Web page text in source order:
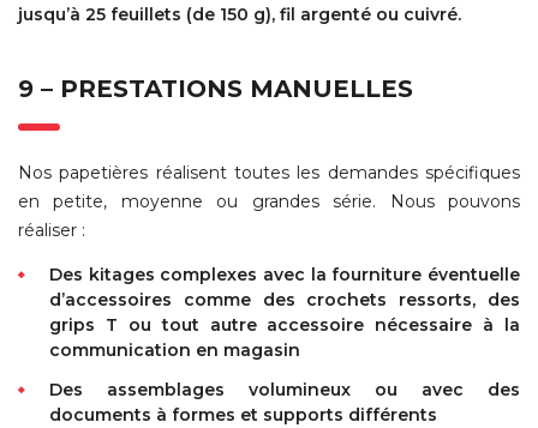
jusqu’à 25 feuillets (de 150 g), fil argenté ou cuivré.
9 – PRESTATIONS MANUELLES
Nos papetières réalisent toutes les demandes spécifiques
en petite, moyenne ou grandes série. Nous pouvons
réaliser :
Des kitages complexes avec la fourniture éventuelle
d’accessoires comme des crochets ressorts, des
grips T ou tout autre accessoire nécessaire à la
communication en magasin
Des assemblages volumineux ou avec des
documents à formes et supports différents